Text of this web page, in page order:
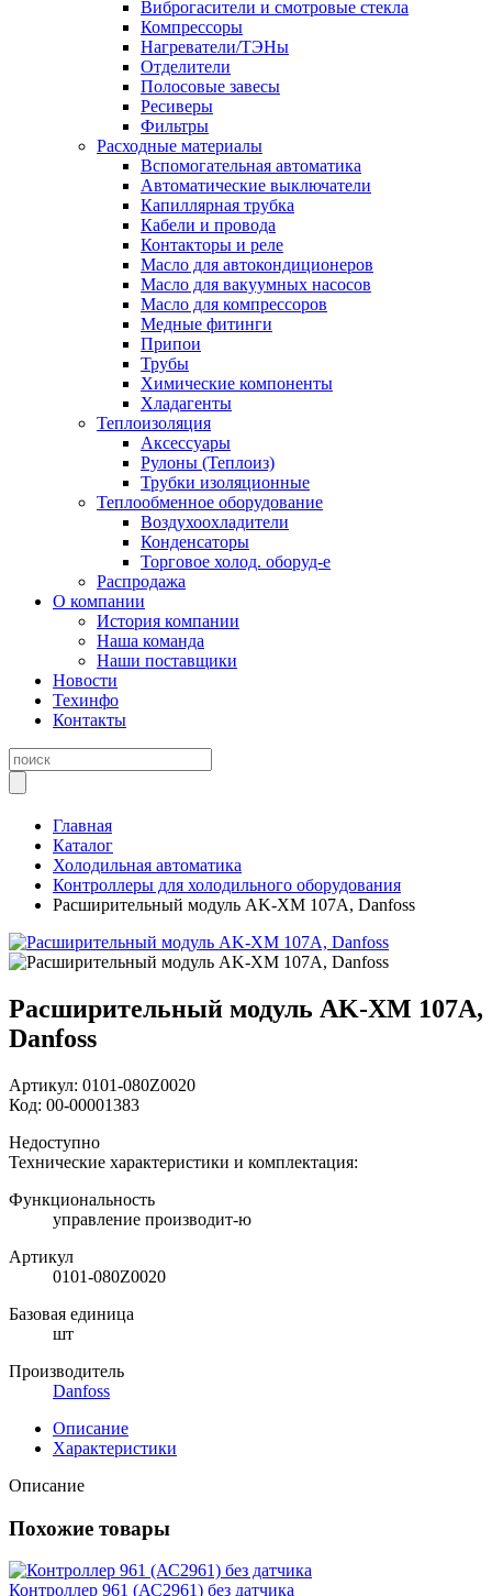
Виброгасители и смотровые стекла
Компрессоры
Нагреватели/ТЭНы
Отделители
Полосовые завесы
Ресиверы
Фильтры
Расходные материалы
Вспомогательная автоматика
Автоматические выключатели
Капиллярная трубка
Кабели и провода
Контакторы и реле
Масло для автокондиционеров
Масло для вакуумных насосов
Масло для компрессоров
Медные фитинги
Припои
Трубы
Химические компоненты
Хладагенты
Теплоизоляция
Аксессуары
Рулоны (Теплоиз)
Трубки изоляционные
Теплообменное оборудование
Воздухоохладители
Конденсаторы
Торговое холод. оборуд-е
Распродажа
О компании
История компании
Наша команда
Наши поставщики
Новости
Техинфо
Контакты
Главная
Каталог
Холодильная автоматика
Контроллеры для холодильного оборудования
Расширительный модуль AK-XM 107A, Danfoss
Расширительный модуль AK-XM 107A,
Danfoss
Артикул: 0101-080Z0020
Код: 00-00001383
Недоступно
Технические характеристики и комплектация:
Функциональность
управление производит-ю
Артикул
0101-080Z0020
Базовая единица
шт
Производитель
Danfoss
Описание
Характеристики
Описание
Похожие товары
Контроллер 961 (АС2961) без датчика